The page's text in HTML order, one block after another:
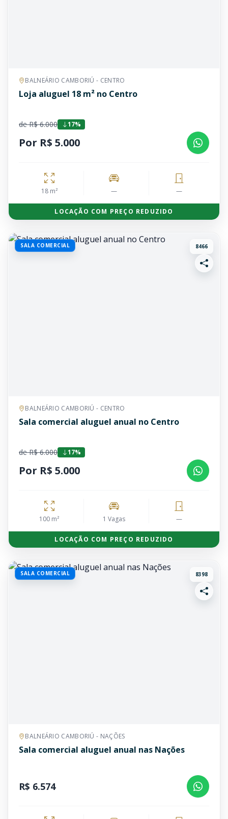
BALNEÁRIO CAMBORIÚ - CENTRO
Loja aluguel 18 m² no Centro
de R$ 6.000 17%
Por R$ 5.000
18 m² — —
LOCAÇÃO COM PREÇO REDUZIDO
SALA COMERCIAL 8466
BALNEÁRIO CAMBORIÚ - CENTRO
Sala comercial aluguel anual no Centro
de R$ 6.000 17%
Por R$ 5.000
100 m² 1 Vagas —
LOCAÇÃO COM PREÇO REDUZIDO
SALA COMERCIAL 8398
BALNEÁRIO CAMBORIÚ - NAÇÕES
Sala comercial aluguel anual nas Nações
R$ 6.574